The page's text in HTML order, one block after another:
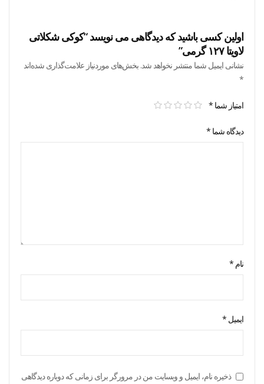
اولین کسی باشید که دیدگاهی می نویسد “کوکی شکلاتی
لاویتا ۱۲۷ گرمی”
نشانی ایمیل شما منتشر نخواهد شد. بخش‌های موردنیاز علامت‌گذاری شده‌اند
*
امتیاز شما *
دیدگاه شما *
نام *
ایمیل *
ذخیره نام، ایمیل و وبسایت من در مرورگر برای زمانی که دوباره دیدگاهی